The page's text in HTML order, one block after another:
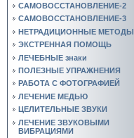
САМОВОССТАНОВЛЕНИЕ-2
САМОВОССТАНОВЛЕНИЕ-3
НЕТРАДИЦИОННЫЕ МЕТОДЫ
ЭКСТРЕННАЯ ПОМОЩЬ
ЛЕЧЕБНЫЕ знаки
ПОЛЕЗНЫЕ УПРАЖНЕНИЯ
РАБОТА С ФОТОГРАФИЕЙ
ЛЕЧЕНИЕ МЕДЬЮ
ЦЕЛИТЕЛЬНЫЕ ЗВУКИ
ЛЕЧЕНИЕ ЗВУКОВЫМИ
ВИБРАЦИЯМИ